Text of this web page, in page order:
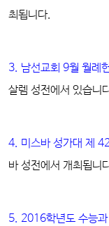
최됩니다.
3. 남선교회 9월 월례
살렘 성전에서 있습니
4. 미스바 성가대 제
바 성전에서 개최됩니
5. 2016학년도 수능과